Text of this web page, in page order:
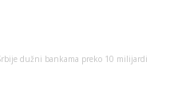
dužni bankama preko 10 milijardi